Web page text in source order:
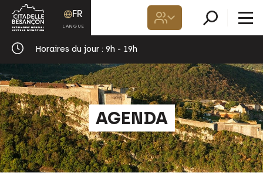
Horaires du jour : 9h - 19h
FR
AGENDA